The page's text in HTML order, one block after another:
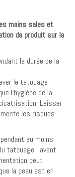
mains sales et
de produit sur la
la durée de la
le tatouage
l’hygiène de la
Laisser
les risques
au moins
tatouage : avant
peut
la peau est en